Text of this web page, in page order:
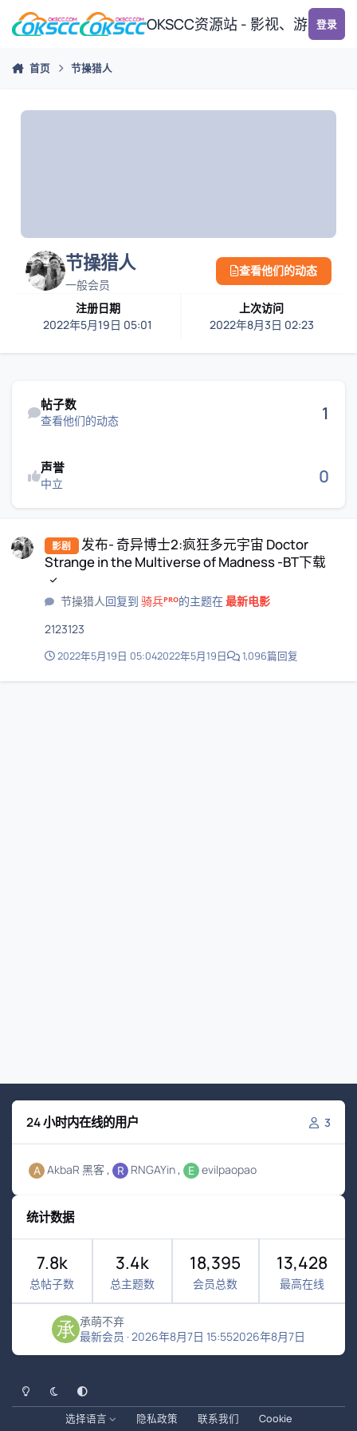
跳转到帖子
OKSCC资源站 - 影视、游戏、
登录
首页 节操猎人
节操猎人
一般会员
注册日期
2022年5月19日 05:01
上次访问
2022年8月3日 02:23
查看他们的动态
帖子数
查看他们的动态 1
声誉
中立 0
影剧
发布- 奇异博士2:疯狂多元宇宙 Doctor
Strange in the Multiverse of Madness -BT下载
节操猎人回复到 骑兵ᴾᴿᴼ的主题在最新电影
2123123
2022年5月19日 05:042022年5月19日 1,096篇回复
24 小时内在线的用户 3
AkbaR 黑客 RNGAYin evilpaopao
统计数据
7.8k
总帖子数
3.4k
总主题数
18,395
会员总数
13,428
最高在线
承萌不弃
最新会员 ·2026年8月7日 15:552026年8月7日
浅色模式黑暗模式系统偏好
选择语言 隐私政策 联系我们
Cookie